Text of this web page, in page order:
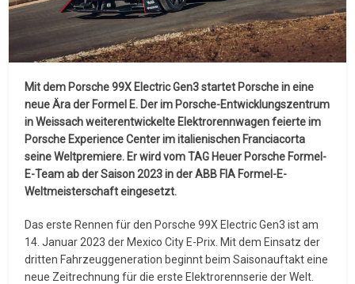
Mit dem Porsche 99X Electric Gen3 startet Porsche in eine
neue Ära der Formel E. Der im Porsche-Entwicklungszentrum
in Weissach weiterentwickelte Elektrorennwagen feierte im
Porsche Experience Center im italienischen Franciacorta
seine Weltpremiere. Er wird vom TAG Heuer Porsche Formel-
E-Team ab der Saison 2023 in der ABB FIA Formel-E-
Weltmeisterschaft eingesetzt.
Das erste Rennen für den Porsche 99X Electric Gen3 ist am
14. Januar 2023 der Mexico City E-Prix. Mit dem Einsatz der
dritten Fahrzeuggeneration beginnt beim Saisonauftakt eine
neue Zeitrechnung für die erste Elektrorennserie der Welt.